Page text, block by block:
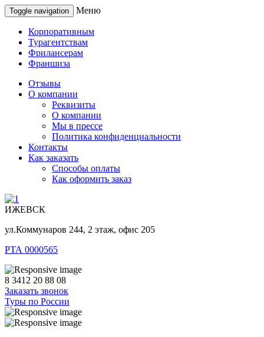
Toggle navigation Меню
Корпоративным
Турагентствам
Фрилансерам
Франшиза
Отзывы
О компании
Реквизиты
О компании
Мы в прессе
Политика конфиденциальности
Контакты
Как заказать
Способы оплаты
Как оформить заказ
ИЖЕВСК
ул.Коммунаров 244, 2 этаж, офис 205
РТА 0000565
8 3412 20 88 08
Заказать звонок
Туры по России